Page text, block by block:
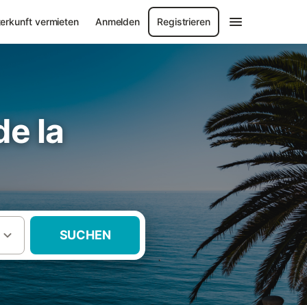
vermieten Anmelden Registrieren
la
SUCHEN